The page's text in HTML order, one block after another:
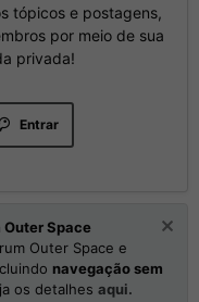
tópicos e postagens,
por meio de sua
privada!
Entrar
Outer Space
Outer Space e
navegação sem
os detalhes aqui.